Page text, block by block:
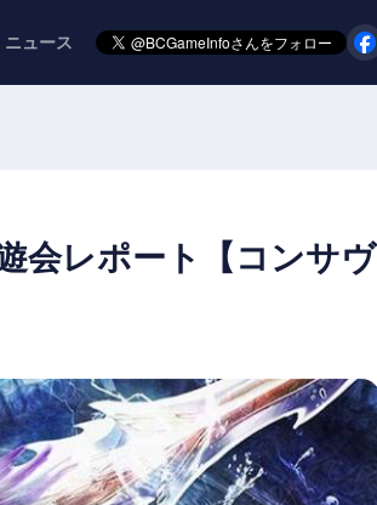
ニュース
会レポート【コンサヴ